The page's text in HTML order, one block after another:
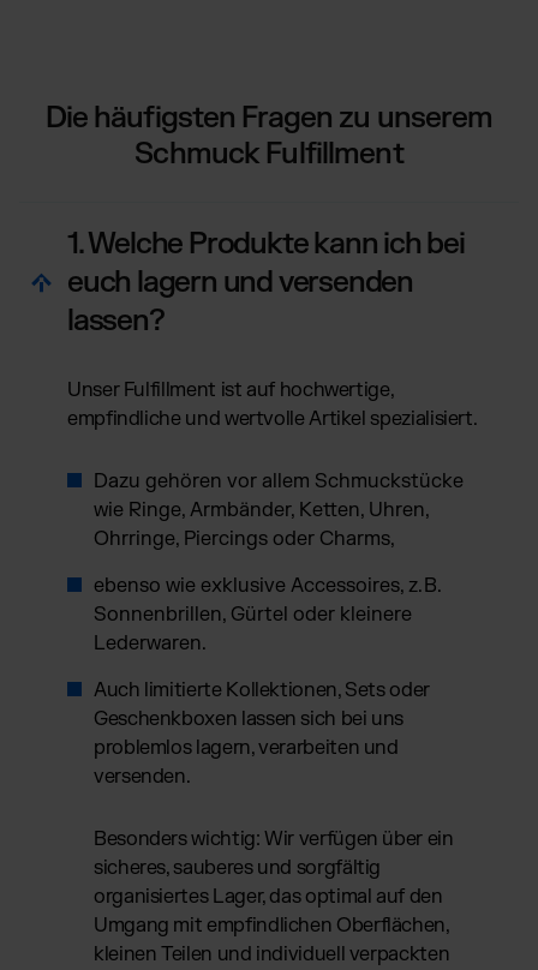
Die häufigsten Fragen zu unserem
Schmuck Fulfillment
1. Welche Produkte kann ich bei
euch lagern und versenden
lassen?
Unser Fulfillment ist auf hochwertige,
empfindliche und wertvolle Artikel spezialisiert.
Dazu gehören vor allem Schmuckstücke
wie Ringe, Armbänder, Ketten, Uhren,
Ohrringe, Piercings oder Charms,
ebenso wie exklusive Accessoires, z. B.
Sonnenbrillen, Gürtel oder kleinere
Lederwaren.
Auch limitierte Kollektionen, Sets oder
Geschenkboxen lassen sich bei uns
problemlos lagern, verarbeiten und
versenden.
Besonders wichtig: Wir verfügen über ein
sicheres, sauberes und sorgfältig
organisiertes Lager, das optimal auf den
Umgang mit empfindlichen Oberflächen,
kleinen Teilen und individuell verpackten